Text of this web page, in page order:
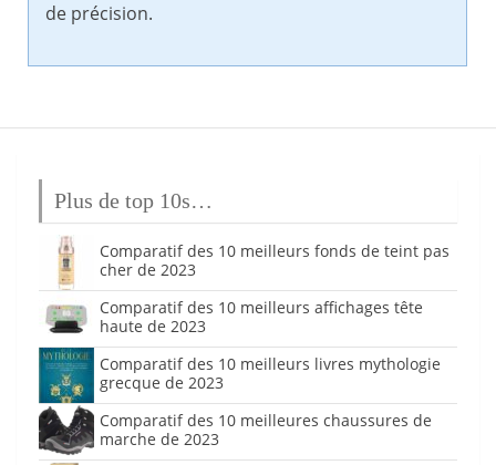
de précision.
Plus de top 10s…
Comparatif des 10 meilleurs fonds de teint pas
cher de 2023
Comparatif des 10 meilleurs affichages tête
haute de 2023
Comparatif des 10 meilleurs livres mythologie
grecque de 2023
Comparatif des 10 meilleures chaussures de
marche de 2023